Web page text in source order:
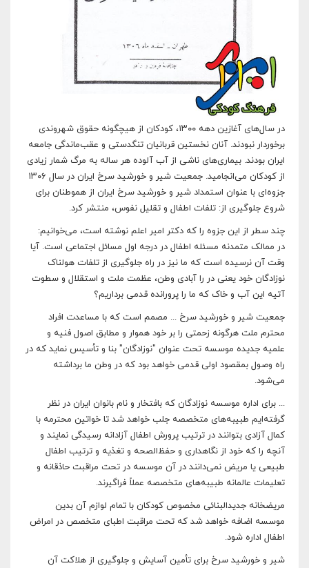
در سال‌های آغازین دهه ۱۳۰۰، کودکان از هیچگونه حقوق شهروندی
برخوردار نبودند. آنان نخستین قربانیان تنگدستی و عقب‌ماندگی جامعه
ایران بودند. بیماری‌های ناشی از آب آلوده هر ساله به مرگ شمار زیادی
از کودکان می‌انجامید. جمعیت شیر و خورشید سرخ ایران در سال ۱۳۰۶
جزوه‌ای با عنوان استمداد شیر و خورشید سرخ ایران از هموطنان برای
شروع جلوگیری از: تلفات اطفال و تقلیل نفوس، منتشر کرد.
چند سطر از این جزوه را که دکتر امیر اعلم نوشته است، می‌خوانیم:
در ممالک متمدنه مسئله اطفال در درجه اول مسائل اجتماعی است. آیا
وقت آن نرسیده است که ما نیز در راه جلوگیری از تلفات هولناک
نوزادگان خود یعنی در را آبادی وطن، عظمت ملت و استقلال و سطوت
آتیه این آب و خاک که ما را پرورانده قدمی برداریم؟
جمعیت شیر و خورشید سرخ ... مصمم است که با مساعدت افراد
محترم ملت هرگونه زحمتی را بر خود هموار و مطابق اصول فنیه و
علمیه جدیده موسسه تحت عنوان "نوزادگان" بنا و تأسیس نماید که در
راه وصول بمقصود اولی قدمی خواهد بود که در وطن ما برداشته
می‌شود.
... برای اداره موسسه نوزادگان که بافتخار و نام بانوان ایران در نظر
گرفته‌ایم طبیبه‌های متخصصه جلب خواهد شد تا خواتین محترمه با
کمال آزادی بتوانند در ترتیب پرورش اطفال آزادانه رسیدگی نمایند و
آنچه را که خود از نگاهداری و حفظ‌الصحه و تغذیه و ترتیب اطفال
طبیعی یا مریض نمی‌دانند در آن موسسه در تحت مراقبت حاذقانه و
تعلیمات عالمانه طبیبه‌های متخصصه عملاً فراگیرند.
مریضخانه جدیدالبنائی مخصوص کودکان با تمام لوازم آن بدین
موسسه اضافه خواهد شد که تحت مراقبت اطبای متخصص در امراض
اطفال اداره شود.
شیر و خورشید سرخ برای تأمین آسایش و جلوگیری از هلاکت آن